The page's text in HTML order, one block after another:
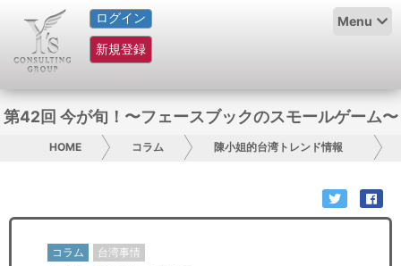
ログイン
新規登録
Menu
HOME
サービス紹介
グループ概要
第42回 今が旬！〜フェースブックのスモールゲーム〜
HOME コラム 陳小姐的台湾トレンド情報
コラム 台湾事情